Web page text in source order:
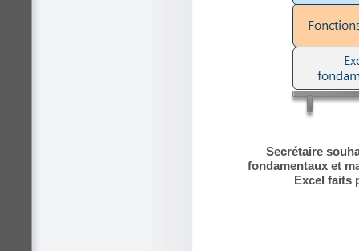
Secrétaire
fondamentaux et
Excel faits